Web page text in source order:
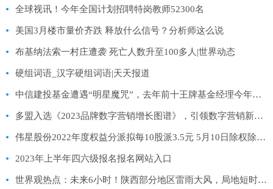
全球视讯！今年全国计划招聘特岗教师52300名
美国3月楼市量价齐跌 释放什么信号？分析师这么说
布基纳法索一村庄遭袭 死亡人数升至100多人|世界动态
硬组词语_汉字硬组词语|天天报道
中信建投基金遭遇“明星魔咒”，去年前十王牌基金经理今年成倒数
多盟入选《2023品牌数字营销增长图谱》，引领数字营销新浪潮 世界微速讯
伟星股份2022年度权益分派拟每10股派3.5元 5月10日除权除息 每日消息
2023年上半年四六级报名报名网站入口
世界观热点：未来6小时！陕西部分地区雷雨大风，局地短时冰雹或暴雨